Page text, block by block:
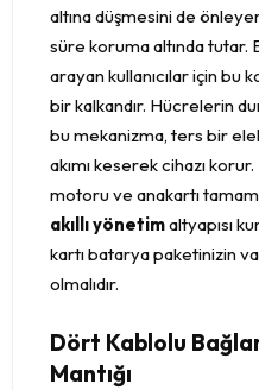
altına düşmesini de
süre koruma altında tutar.
arayan kullanıcılar için bu
bir kalkandır. Hücrelerin
bu mekanizma, ters bir
akımı keserek cihazı
motoru ve anakartı
akıllı yönetimaltyapısı
kartı batarya paketinizin
olmalıdır.
Dört Kablolu
Mantığı